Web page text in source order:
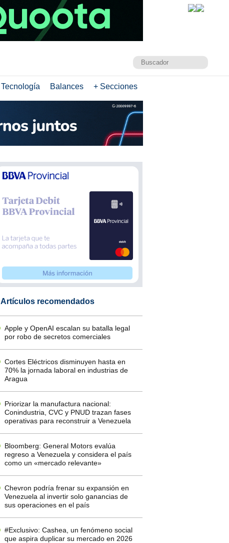
Tecnología Balances + Secciones
Artículos recomendados
Apple y OpenAI escalan su batalla legal
por robo de secretos comerciales
Cortes Eléctricos disminuyen hasta en
70% la jornada laboral en industrias de
Aragua
Priorizar la manufactura nacional:
Conindustria, CVC y PNUD trazan fases
operativas para reconstruir a Venezuela
Bloomberg: General Motors evalúa
regreso a Venezuela y considera el país
como un «mercado relevante»
Chevron podría frenar su expansión en
Venezuela al invertir solo ganancias de
sus operaciones en el país
#Exclusivo: Cashea, un fenómeno social
que aspira duplicar su mercado en 2026